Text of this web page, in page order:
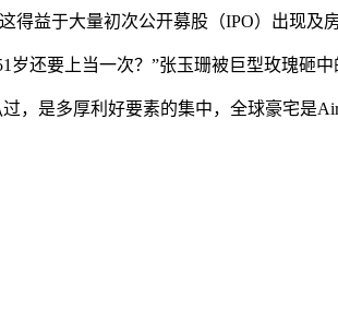
益于大量初次公开募股（IPO）出现及
要上当一次？”张玉珊被巨型玫瑰砸中
是多厚利好要素的集中，全球豪宅是